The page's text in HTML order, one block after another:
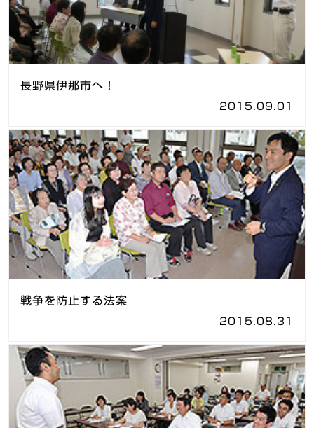
長野県伊那市へ！
2015.09.01
戦争を防止する法案
2015.08.31